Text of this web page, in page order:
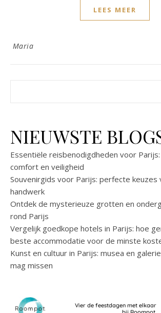
LEES MEER
Maria
NIEUWSTE
Essentiële reisbenodigdheden voor
comfort en veiligheid
Souvenirgids voor Parijs: perfecte
handwerk
Ontdek de mysterieuze grotten en
rond Parijs
Vergelijk goedkope hotels in Parijs: hoe
beste accommodatie voor de minste
Kunst en cultuur in Parijs: musea en
mag missen